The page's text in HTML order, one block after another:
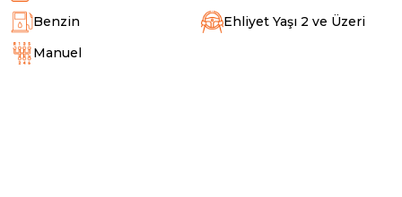
Benzin
Manuel
Ehliyet Yaşı 2 ve Üzeri